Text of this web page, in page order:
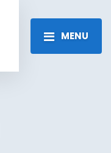
MENU